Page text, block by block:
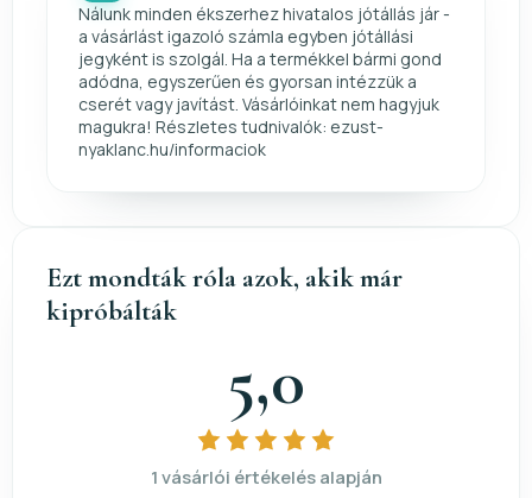
Nálunk minden ékszerhez hivatalos jótállás jár -
a vásárlást igazoló számla egyben jótállási
jegyként is szolgál. Ha a termékkel bármi gond
adódna, egyszerűen és gyorsan intézzük a
cserét vagy javítást. Vásárlóinkat nem hagyjuk
magukra! Részletes tudnivalók: ezust-
nyaklanc.hu/informaciok
Ezt mondták róla azok, akik már
kipróbálták
5,0
1 vásárlói értékelés alapján